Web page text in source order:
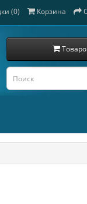
(0) Корзина